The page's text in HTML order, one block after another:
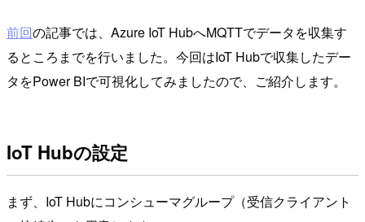
前回の記事では、Azure IoT HubへMQTTでデータを収集す
るところまでを行いました。今回はIoT Hubで収集したデー
タをPower BIで可視化してみましたので、ご紹介します。
IoT Hubの設定
まず、IoT Hubにコンシューマグループ（受信クライアント